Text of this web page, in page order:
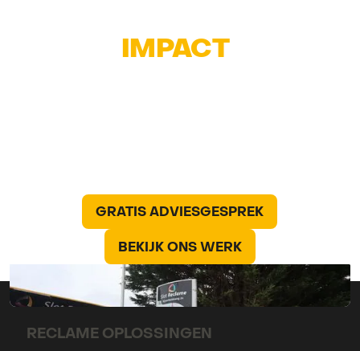
IMPACTMAKEN
GRATIS ADVIESGESPREK
GRATIS ADVIESGESPREK
BEKIJK ONS WERK
BEKIJK ONS WERK
RECLAME OPLOSSINGEN